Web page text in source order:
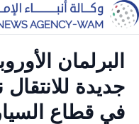
البرلمان
جديدة
في قطاع